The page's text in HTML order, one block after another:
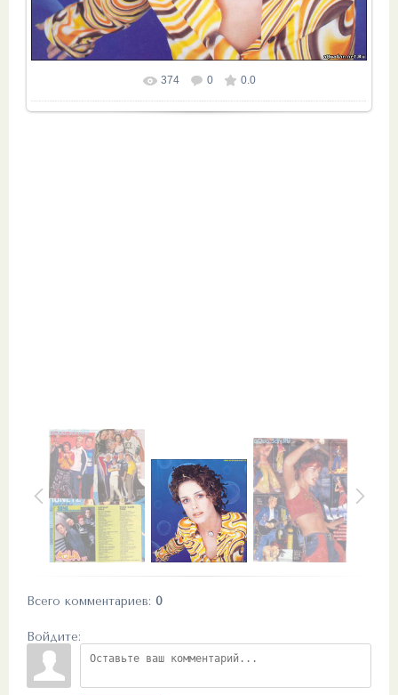
Размер фотографии: 836x900
374 0 0.0
Всего комментариев: 0
Войдите: